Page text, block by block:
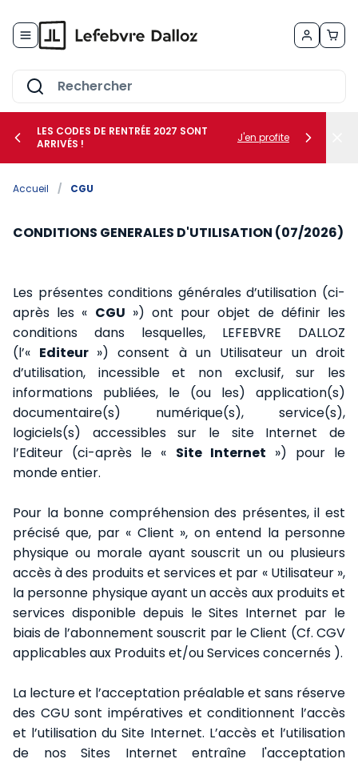
le sous-menu Vos métiers
LES CODES DE RENTRÉE 2027 SONT
ARRIVÉS !
J'en profite
Accueil / CGU
CONDITIONS GENERALES D'UTILISATION (07/2026)
Les présentes conditions générales d’utilisation (ci-
après les « CGU ») ont pour objet de définir les
conditions dans lesquelles, LEFEBVRE DALLOZ
(l’« Editeur ») consent à un Utilisateur un droit
d’utilisation, incessible et non exclusif, sur les
informations publiées, le (ou les) application(s)
documentaire(s) numérique(s), service(s),
logiciels(s) accessibles sur le site Internet de
l’Editeur (ci-après le « Site Internet ») pour le
monde entier.
Pour la bonne compréhension des présentes, il est
précisé que, par « Client », on entend la personne
physique ou morale ayant souscrit un ou plusieurs
accès à des produits et services et par « Utilisateur »,
la personne physique ayant un accès aux produits et
services disponible depuis le Sites Internet par le
biais de l’abonnement souscrit par le Client (Cf. CGV
applicables aux Produits et/ou Services concernés ).
La lecture et l’acceptation préalable et sans réserve
des CGU sont impératives et conditionnent l’accès
et l’utilisation du Site Internet. L’accès et l’utilisation
de nos Sites Internet entraîne l'acceptation